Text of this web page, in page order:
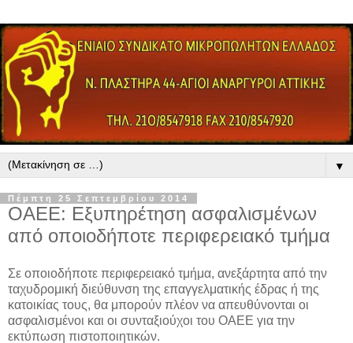
▼
Πέμπτη 25 Σεπτεμβρίου 2014
OAEE: Εξυπηρέτηση ασφαλισμένων
από οποιοδήποτε περιφερειακό τμήμα
Σε οποιοδήποτε περιφερειακό τμήμα, ανεξάρτητα από την
ταχυδρομική διεύθυνση της επαγγελματικής έδρας ή της
κατοικίας τους, θα μπορούν πλέον να απευθύνονται οι
ασφαλισμένοι και οι συνταξιούχοι του ΟΑΕΕ για την
εκτύπωση πιστοποιητικών.